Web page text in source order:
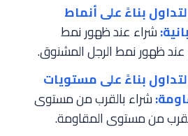
بناءً على أنماط
شراء عند ظهور نمط
عند ظهور نمط الرجل المشنوق.
بناءً على مستويات
شراء بالقرب من مستوى
من مستوى المقاومة.